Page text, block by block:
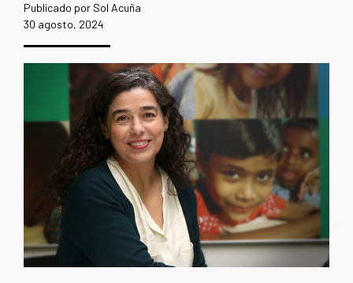
Publicado por Sol Acuña
30 agosto, 2024